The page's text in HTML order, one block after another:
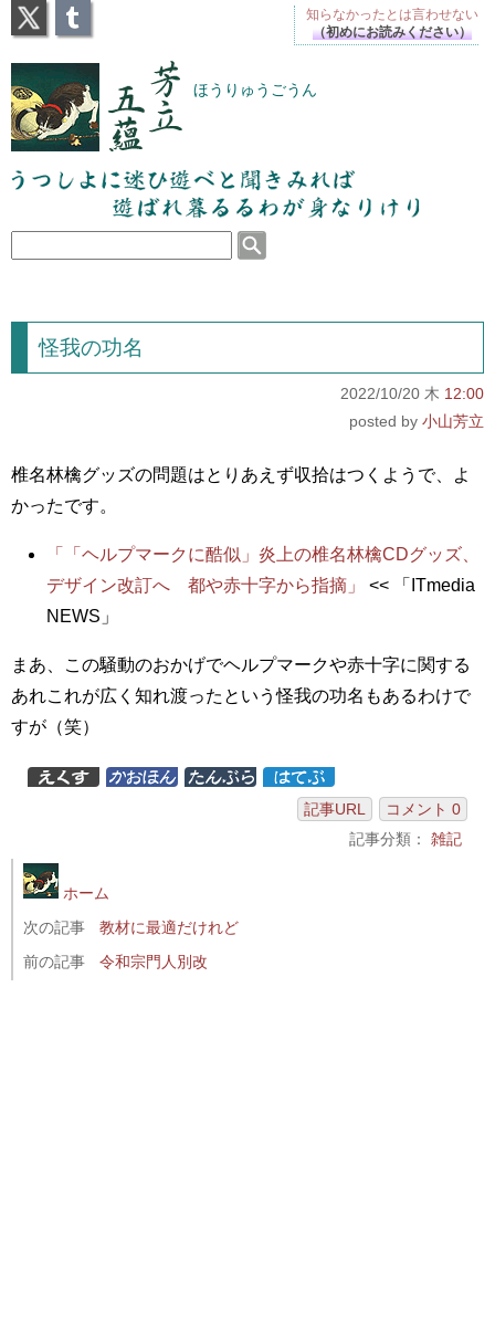
芳立五蘊 ほうりゅうごうん
うつしよに迷ひ遊べと聞きみれば遊ばれ暮るるわが
身なりけり
怪我の功名
2022/10/20 木 12:00
小山芳立
椎名林檎グッズの問題はとりあえず収拾はつくようで、よ
かったです。
「「ヘルプマークに酷似」炎上の椎名林檎CDグッズ、
デザイン改訂へ 都や赤十字から指摘」
<< 「ITmedia
NEWS」
まあ、この騒動のおかげでヘルプマークや赤十字に関する
あれこれが広く知れ渡ったという怪我の功名もあるわけで
すが（笑）
記事URL
コメント 0
記事分類： 雑記
ホーム
次の記事
教材に最適だけれど
前の記事
令和宗門人別改
知らなかったとは言わせない
（初めにお読みください）
X Tumblr